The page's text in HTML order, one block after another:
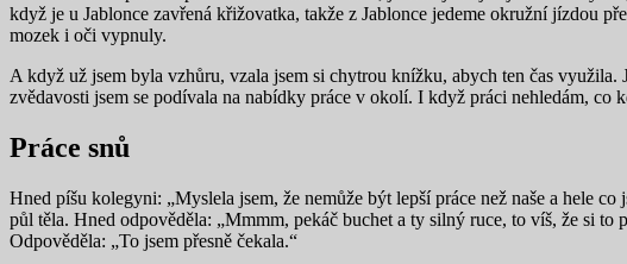
když je u Jablonce zavřená křižovatka, takže z Jablonce jedeme okružní jízdou
mozek i oči vypnuly.
A když už jsem byla vzhůru, vzala jsem si chytrou knížku, abych ten čas
zvědavosti jsem se podívala na nabídky práce v okolí. I když práci nehledám, co
Práce snů
Hned píšu kolegyni: „Myslela jsem, že nemůže být lepší práce než naše a hele
půl těla. Hned odpověděla: „Mmmm, pekáč buchet a ty silný ruce, to víš, že si
Odpověděla: „To jsem přesně čekala.“